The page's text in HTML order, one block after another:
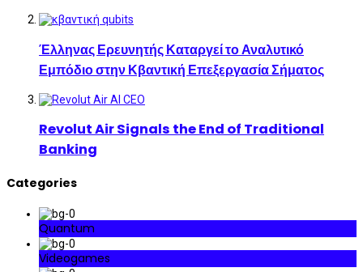
Έλληνας Ερευνητής Καταργεί το Αναλυτικό
Εμπόδιο στην Κβαντική Επεξεργασία Σήματος
Revolut Air Signals the End of Traditional
Banking
Categories
Quantum
Videogames